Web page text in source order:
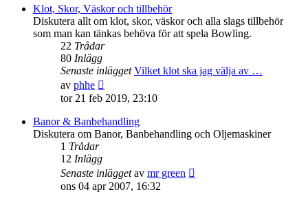
senaste
inlägget
Klot, Skor, Väskor och tillbehör
Diskutera allt om klot, skor, väskor och alla slags tillbehör
som man kan tänkas behöva för att spela Bowling.
22 Trådar
80 Inlägg
Senaste inlägget Vilket klot ska jag välja av …
av phhe
till
senaste
inlägget
tor 21 feb 2019, 23:10
Banor & Banbehandling
Diskutera om Banor, Banbehandling och Oljemaskiner
1 Trådar
12 Inlägg
Senaste inläggetav mr green
ons 04 apr 2007, 16:32